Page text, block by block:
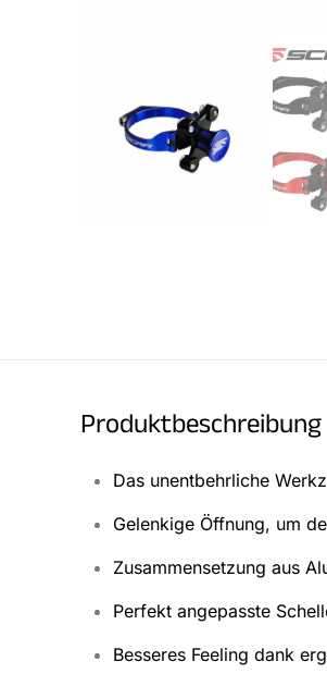
Produktbeschreibung
Das unentbehrliche
Gelenkige Öffnung, um
Zusammensetzung aus
Perfekt angepasste
Besseres Feeling dank